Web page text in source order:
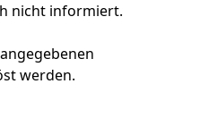
nicht informiert.
werden.